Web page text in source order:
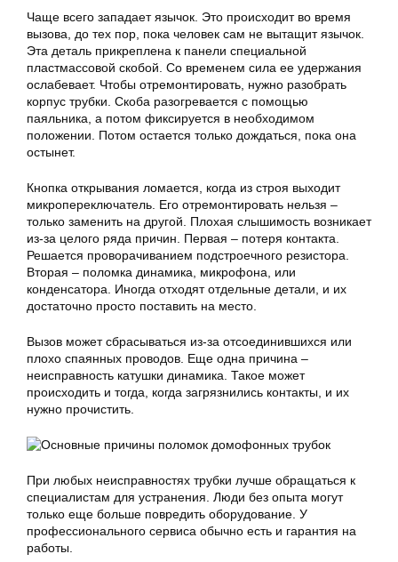
Чаще всего западает язычок. Это происходит во время
вызова, до тех пор, пока человек сам не вытащит язычок.
Эта деталь прикреплена к панели специальной
пластмассовой скобой. Со временем сила ее удержания
ослабевает. Чтобы отремонтировать, нужно разобрать
корпус трубки. Скоба разогревается с помощью
паяльника, а потом фиксируется в необходимом
положении. Потом остается только дождаться, пока она
остынет.
Кнопка открывания ломается, когда из строя выходит
микропереключатель. Его отремонтировать нельзя –
только заменить на другой. Плохая слышимость возникает
из-за целого ряда причин. Первая – потеря контакта.
Решается проворачиванием подстроечного резистора.
Вторая – поломка динамика, микрофона, или
конденсатора. Иногда отходят отдельные детали, и их
достаточно просто поставить на место.
Вызов может сбрасываться из-за отсоединившихся или
плохо спаянных проводов. Еще одна причина –
неисправность катушки динамика. Такое может
происходить и тогда, когда загрязнились контакты, и их
нужно прочистить.
При любых неисправностях трубки лучше обращаться к
специалистам для устранения. Люди без опыта могут
только еще больше повредить оборудование. У
профессионального сервиса обычно есть и гарантия на
работы.